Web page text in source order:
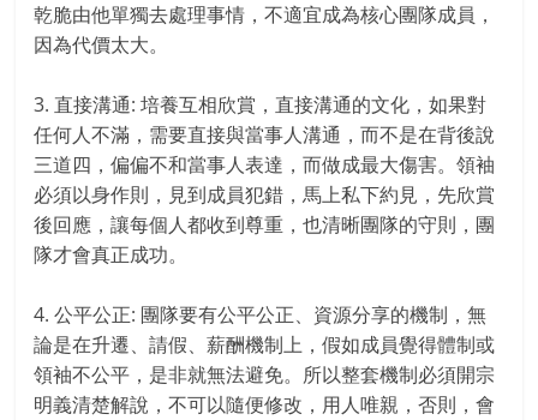
乾脆由他單獨去處理事情，不適宜成為核心團隊成員，
因為代價太大。
3. 直接溝通: 培養互相欣賞，直接溝通的文化，如果對
任何人不滿，需要直接與當事人溝通，而不是在背後說
三道四，偏偏不和當事人表達，而做成最大傷害。領袖
必須以身作則，見到成員犯錯，馬上私下約見，先欣賞
後回應，讓每個人都收到尊重，也清晰團隊的守則，團
隊才會真正成功。
4. 公平公正: 團隊要有公平公正、資源分享的機制，無
論是在升遷、請假、薪酬機制上，假如成員覺得體制或
領袖不公平，是非就無法避免。所以整套機制必須開宗
明義清楚解說，不可以隨便修改，用人唯親，否則，會